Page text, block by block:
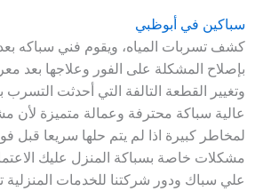
سباكين في أبوظبي
كشف تسربات المياه، ويقوم فني سباكه
بإصلاح المشكلة على الفور وعلاجها بعد
وتغيير القطعة التالفة التي أحدثت
عالية سباكة محترفة وعمالة متميزة لأن
لمخاطر كبيرة اذا لم يتم حلها سريعا قبل
مشكلات خاصة بسباكة المنزل عليك
علي سباك ودور شركتنا للخدمات المنزلية